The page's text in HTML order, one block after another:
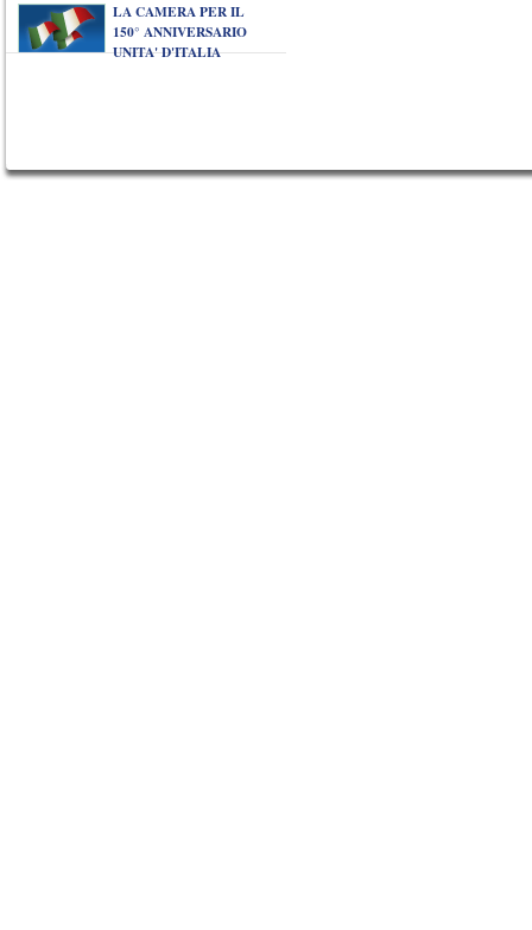
LA CAMERA PER IL
150° ANNIVERSARIO
UNITA' D'ITALIA